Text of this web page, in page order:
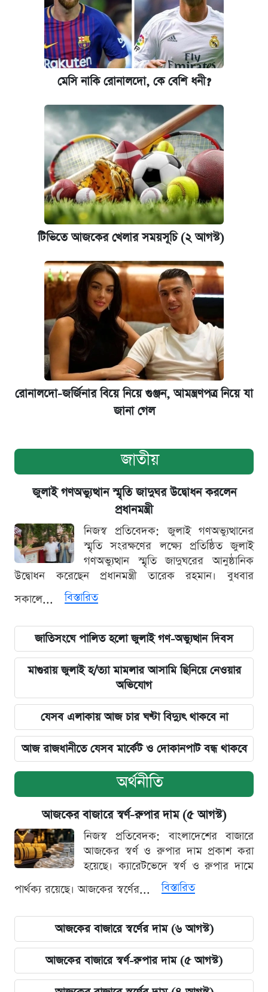
মেসি নাকি রোনালদো, কে বেশি ধনী?
টিভিতে আজকের খেলার সময়সূচি (২ আগস্ট)
রোনালদো-জর্জিনার বিয়ে নিয়ে গুঞ্জন, আমন্ত্রণপত্র নিয়ে যা
জানা গেল
জাতীয়
জুলাই গণঅভ্যুত্থান স্মৃতি জাদুঘর উদ্বোধন করলেন
প্রধানমন্ত্রী
নিজস্ব প্রতিবেদক: জুলাই গণঅভ্যুত্থানের
স্মৃতি সংরক্ষণের লক্ষ্যে প্রতিষ্ঠিত জুলাই
গণঅভ্যুত্থান স্মৃতি জাদুঘরের আনুষ্ঠানিক
উদ্বোধন করেছেন প্রধানমন্ত্রী তারেক রহমান। বুধবার
সকালে...
বিস্তারিত
জাতিসংঘে পালিত হলো জুলাই গণ-অভ্যুত্থান দিবস
মাগুরায় জুলাই হ/ত্যা মামলার আসামি ছিনিয়ে নেওয়ার
অভিযোগ
যেসব এলাকায় আজ চার ঘণ্টা বিদ্যুৎ থাকবে না
আজ রাজধানীতে যেসব মার্কেট ও দোকানপাট বন্ধ থাকবে
অর্থনীতি
আজকের বাজারে স্বর্ণ-রুপার দাম (৫ আগস্ট)
নিজস্ব প্রতিবেদক: বাংলাদেশের বাজারে
আজকের স্বর্ণ ও রুপার দাম প্রকাশ করা
হয়েছে। ক্যারেটভেদে স্বর্ণ ও রুপার দামে
পার্থক্য রয়েছে। আজকের স্বর্ণের...
বিস্তারিত
আজকের বাজারে স্বর্ণের দাম (৬ আগস্ট)
আজকের বাজারে স্বর্ণ-রুপার দাম (৫ আগস্ট)